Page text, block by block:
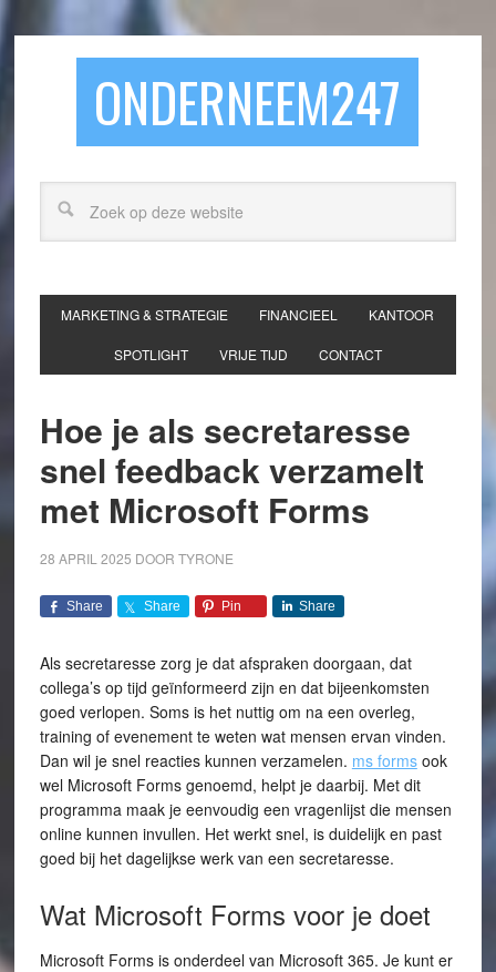
ONDERNEEM247
MARKETING & STRATEGIE FINANCIEEL KANTOOR
SPOTLIGHT VRIJE TIJD CONTACT
Hoe je als secretaresse
snel feedback verzamelt
met Microsoft Forms
28 APRIL 2025 DOOR TYRONE
Share Share Pin Share
Als secretaresse zorg je dat afspraken doorgaan, dat
collega’s op tijd geïnformeerd zijn en dat bijeenkomsten
goed verlopen. Soms is het nuttig om na een overleg,
training of evenement te weten wat mensen ervan vinden.
Dan wil je snel reacties kunnen verzamelen. ms formsook
wel Microsoft Forms genoemd, helpt je daarbij. Met dit
programma maak je eenvoudig een vragenlijst die mensen
online kunnen invullen. Het werkt snel, is duidelijk en past
goed bij het dagelijkse werk van een secretaresse.
Wat Microsoft Forms voor je doet
Microsoft Forms is onderdeel van Microsoft 365. Je kunt er